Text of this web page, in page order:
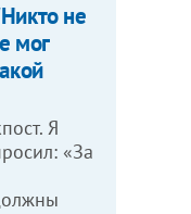
не
мог
Я
«За